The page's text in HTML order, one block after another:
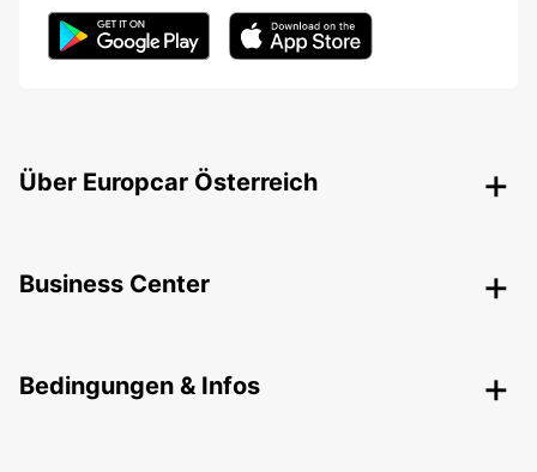
Über Europcar Österreich
Business Center
Bedingungen & Infos